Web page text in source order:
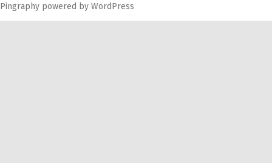
Pingraphy powered by WordPress